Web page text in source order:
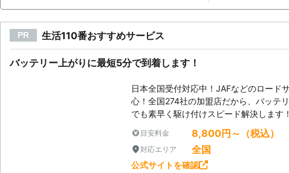
PR 生活110番おすすめサービス
バッテリー上がりに最短5分で到着します！
日本全国受付対応中！JAFなどのロード
心！全国274社の加盟店だから、バッテ
でも素早く駆け付けスピード解決します！
目安料金 8,800円～（税込）
対応エリア 全国
公式サイトを確認